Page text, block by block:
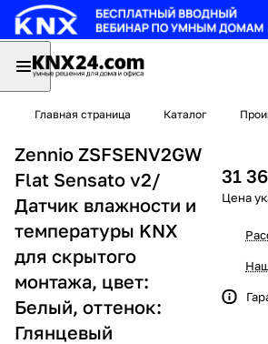
Главная страница Каталог
Zennio ZSFSENV2GW
Flat Sensato v2/
Датчик влажности и
температуры KNX
для скрытого
монтажа, цвет:
Белый, оттенок:
Глянцевый
31